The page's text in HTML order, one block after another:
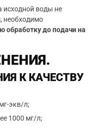
исходной воды не
необходимо
обработку до подачи на
К КАЧЕСТВУ
экв/л;
1000 мг/л;